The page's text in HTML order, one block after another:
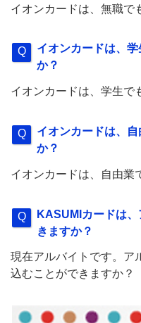
イオンカードは、無職で
イオンカードは、
か？
イオンカードは、学生で
イオンカードは、
か？
イオンカードは、自由業
KASUMIカードは
きますか？
現在アルバイトです。ア
込むことができますか？